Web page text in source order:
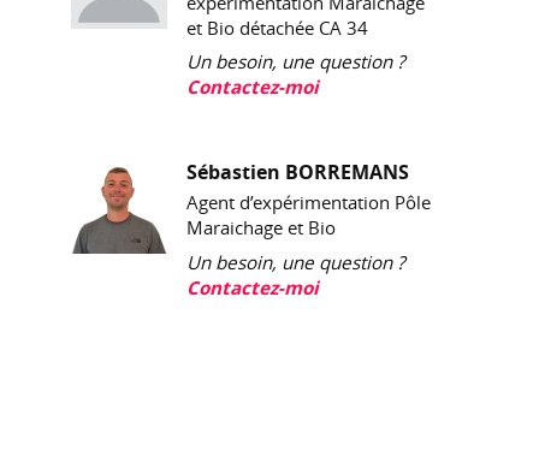
et Bio détachée CA 34
Un besoin, une question ?
Contactez-moi
Sébastien BORREMANS
Agent d’expérimentation Pôle
Maraichage et Bio
Un besoin, une question ?
Contactez-moi